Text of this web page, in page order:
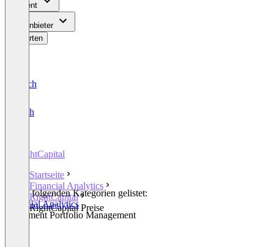
Content
Für Anbieter
Bewerten
Deutsch
English
RightCapital
Startseite
Financial Analytics
RightCapital
RightCapital Preise
In den folgenden Kategorien gelistet:
Financial Analytics
Investment Portfolio Management